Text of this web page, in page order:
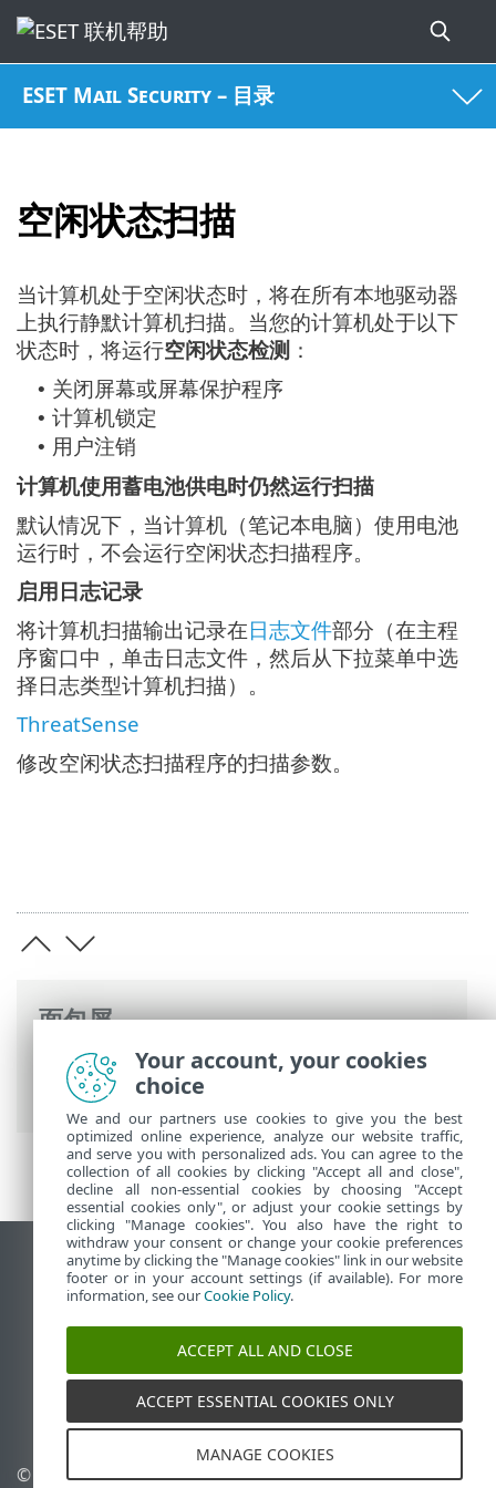
ESET Mail Security – 目录
空闲状态扫描
面包屑
ESET 联机帮助>ESET Mail Security>高级
设置>扫描>设备扫描
当计算机处于空闲状态时，将在所有本地驱动器
上执行静默计算机扫描。当您的计算机处于以下
状态时，将运行空闲状态检测 ：
• 关闭屏幕或屏幕保护程序
• 计算机锁定
• 用户注销
计算机使用蓄电池供电时仍然运行扫描
默认情况下，当计算机（笔记本电脑）使用电池
运行时，不会运行空闲状态扫描程序。
启用日志记录
将计算机扫描输出记录在日志文件部分（在主程
序窗口中，单击日志文件，然后从下拉菜单中选
择日志类型计算机扫描）。
ThreatSense
修改空闲状态扫描程序的扫描参数。
查看桌面站点
End of Life
ESET 知识库
ESET Status Portal
区域支持
© 1992 - 2025 ESET, spol. s
管理 Cookie
Your account, your cookies
choice
We and our partners use cookies to give you the best
optimized online experience, analyze our website traffic,
and serve you with personalized ads. You can agree to the
collection of all cookies by clicking "Accept all and close",
decline all non-essential cookies by choosing "Accept
essential cookies only", or adjust your cookie settings by
clicking "Manage cookies". You also have the right to
withdraw your consent or change your cookie preferences
anytime by clicking the "Manage cookies" link in our website
footer or in your account settings (if available). For more
information, see ourCookie Policy.
ACCEPT ALL AND CLOSE
ACCEPT ESSENTIAL COOKIES ONLY
MANAGE COOKIES